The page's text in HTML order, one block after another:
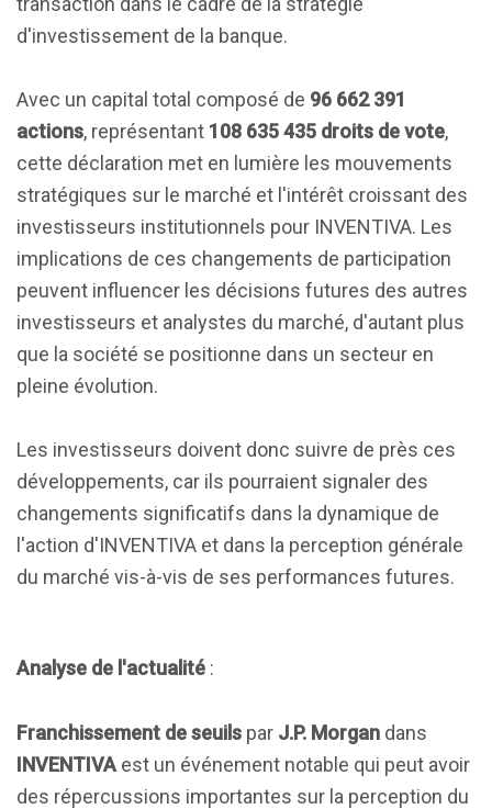
d'investissement de la banque.
Avec un capital total composé de 96 662 391
actions, représentant 108 635 435 droits de vote,
cette déclaration met en lumière les mouvements
stratégiques sur le marché et l'intérêt croissant des
investisseurs institutionnels pour INVENTIVA. Les
implications de ces changements de participation
peuvent influencer les décisions futures des autres
investisseurs et analystes du marché, d'autant plus
que la société se positionne dans un secteur en
pleine évolution.
Les investisseurs doivent donc suivre de près ces
développements, car ils pourraient signaler des
changements significatifs dans la dynamique de
l'action d'INVENTIVA et dans la perception générale
du marché vis-à-vis de ses performances futures.
Analyse de l'actualité :
Franchissement de seuils par J.P. Morgan dans
INVENTIVA est un événement notable qui peut avoir
des répercussions importantes sur la perception du